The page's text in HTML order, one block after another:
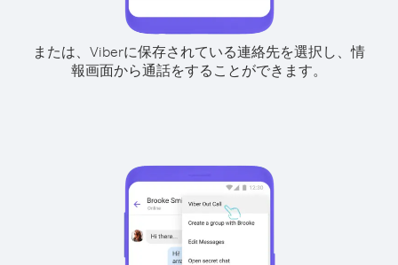
または、Viberに保存されている連絡先を選択し、情
報画面から通話をすることができます。